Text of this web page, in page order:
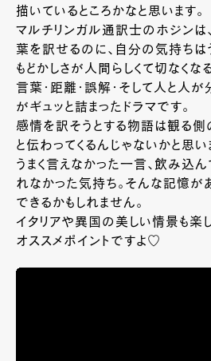
描いているところかなと思います。
マルチリンガル通訳士のホジンは
葉を訳せるのに、自分の気持ちは
もどかしさが人間らしくて切なくな
言葉・距離・誤解・そして人と人が
がギュッと詰まったドラマです。
感情を訳そうとする物語は観る側
と伝わってくるんじゃないかと思
うまく言えなかった一言、飲み込ん
れなかった気持ち。そんな記憶が
できるかもしれません。
イタリアや異国の美しい情景も楽
オススメポイントですよ♡